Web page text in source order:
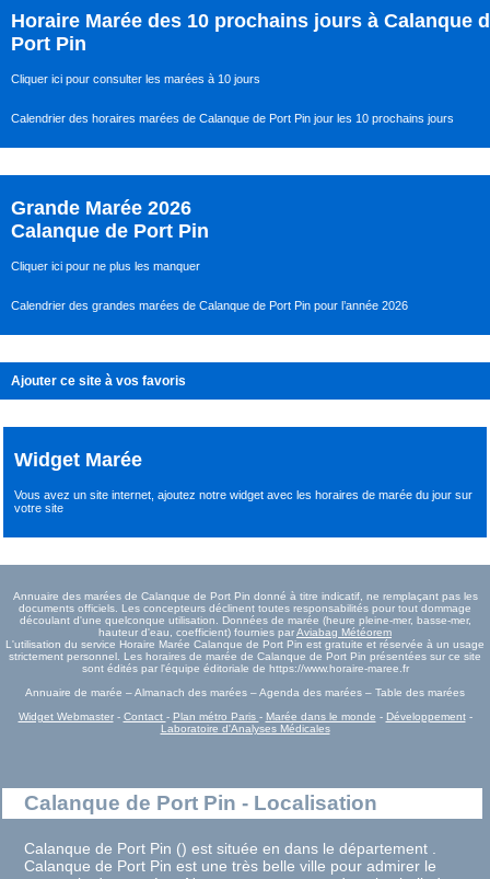
Horaire Marée des 10 prochains jours à Calanque
Port Pin
Cliquer ici pour consulter les marées à 10 jours
Calendrier des horaires marées de Calanque de Port Pin jour les 10 prochains jours
Grande Marée 2026
Calanque de Port Pin
Cliquer ici pour ne plus les manquer
Calendrier des grandes marées de Calanque de Port Pin pour l’année 2026
Ajouter ce site à vos favoris
Widget Marée
Vous avez un site internet,ajoutez notre widget avec les horaires de marée du joursur
votre site
Annuaire des marées de Calanque de Port Pin donné à titre indicatif, ne remplaçant pas les
documents officiels. Les concepteurs déclinent toutes responsabilités pour tout dommage
découlant d'une quelconque utilisation. Données de marée (heure pleine-mer, basse-mer,
hauteur d'eau, coefficient) fournies parAviabag Météorem
L'utilisation du service Horaire Marée Calanque de Port Pin est gratuite et réservée à un usage
strictement personnel. Les horaires de marée de Calanque de Port Pin présentées sur ce site
sont édités par l'équipe éditoriale de https://www.horaire-maree.fr
Annuaire de marée – Almanach des marées – Agenda des marées – Table des marées
Widget Webmaster- Contact - Plan métro Paris - Marée dans le monde - Développement-
Laboratoire d'Analyses Médicales
Calanque de Port Pin - Localisation
Calanque de Port Pin () est située en dans le département .
Calanque de Port Pin est une très belle ville pour admirer le